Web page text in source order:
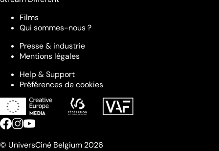
Films
Qui sommes-nous ?
Presse & industrie
Mentions légales
Help & Support
Préférences de cookies
© UniversCiné Belgium 2026